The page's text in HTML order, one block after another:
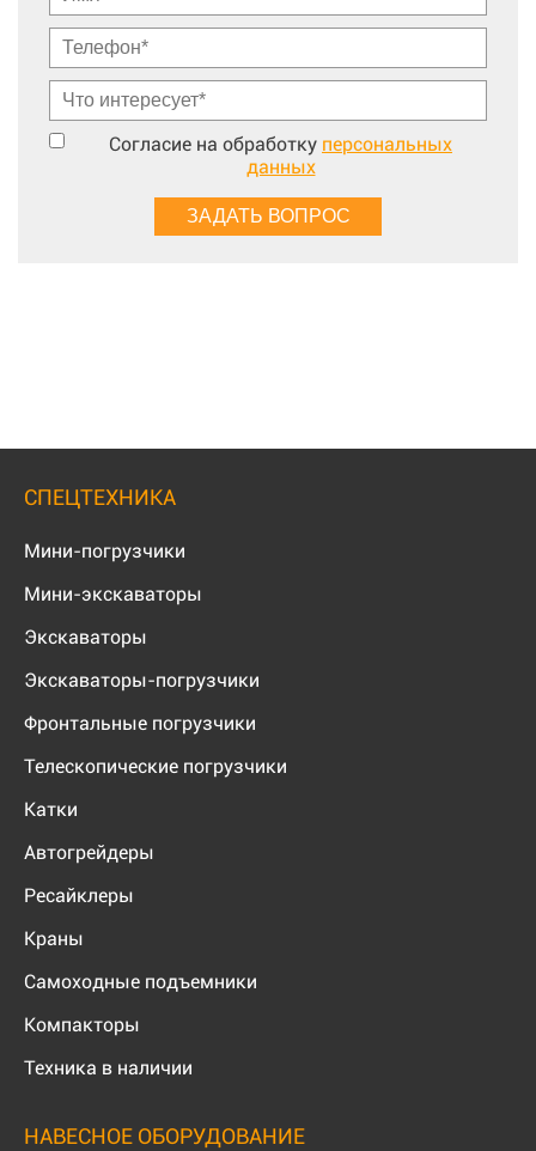
Согласие на обработку персональных
данных
СПЕЦТЕХНИКА
Мини-погрузчики
Мини-экскаваторы
Экскаваторы
Экскаваторы-погрузчики
Фронтальные погрузчики
Телескопические погрузчики
Катки
Автогрейдеры
Ресайклеры
Краны
Самоходные подъемники
Компакторы
Техника в наличии
НАВЕСНОЕ ОБОРУДОВАНИЕ